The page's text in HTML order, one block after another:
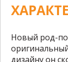
Новый род-
дизайну он